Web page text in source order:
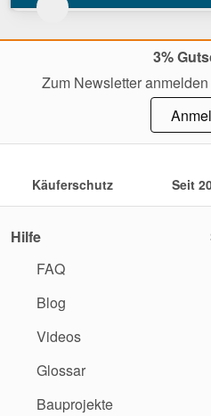
3%
Zum Newsletter
Käuferschutz Seit
Hilfe
FAQ
Blog
Videos
Glossar
Bauprojekte